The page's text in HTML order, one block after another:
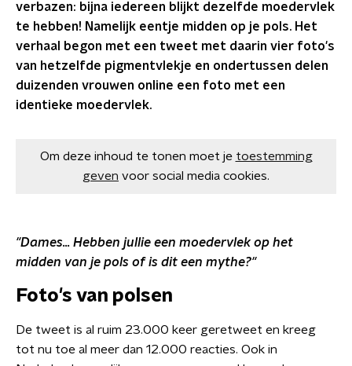
verbazen: bijna iedereen blijkt dezelfde moedervlek
te hebben! Namelijk eentje midden op je pols. Het
verhaal begon met een tweet met daarin vier foto's
van hetzelfde pigmentvlekje en ondertussen delen
duizenden vrouwen online een foto met een
identieke moedervlek.
Om deze inhoud te tonen moet je toestemming
geven voor social media cookies.
"Dames... Hebben jullie een moedervlek op het
midden van je pols of is dit een mythe?"
Foto's van polsen
De tweet is al ruim 23.000 keer geretweet en kreeg
tot nu toe al meer dan 12.000 reacties. Ook in